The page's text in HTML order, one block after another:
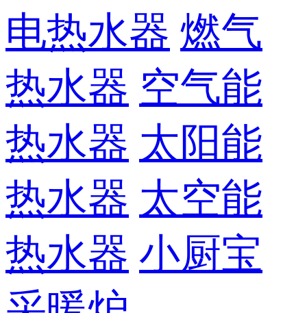
电热水器 燃气
热水器 空气能
热水器 太阳能
热水器 太空能
热水器 小厨宝